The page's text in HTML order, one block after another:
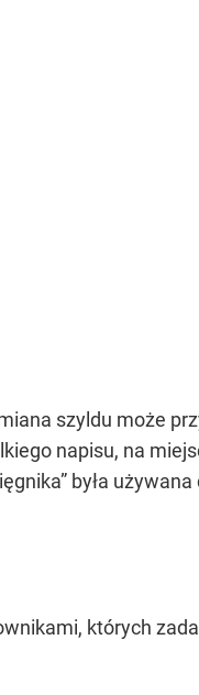
szyldu może
napisu, na
była
których